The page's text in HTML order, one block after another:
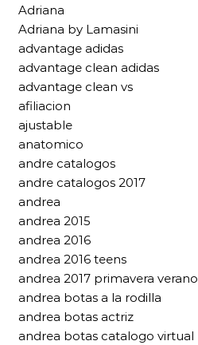
Adriana
Adriana by Lamasini
advantage adidas
advantage clean adidas
advantage clean vs
afiliacion
ajustable
anatomico
andre catalogos
andre catalogos 2017
andrea
andrea 2015
andrea 2016
andrea 2016 teens
andrea 2017 primavera verano
andrea botas a la rodilla
andrea botas actriz
andrea botas catalogo virtual